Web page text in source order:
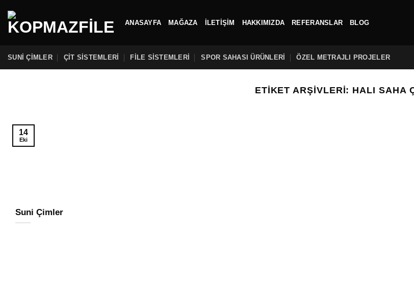
atla
ANASAYFA MAĞAZA İLETIŞIM HAKKIMIZDA REFERANSLAR BLOG
SUNI ÇIMLER ÇIT SISTEMLERI FILE SISTEMLERI SPOR SAHASI ÜRÜNLERİ ÖZEL METRAJLI PROJELER
ETIKET ARŞIVLERI: HALI SAHA
Suni Çimler
14
Eki